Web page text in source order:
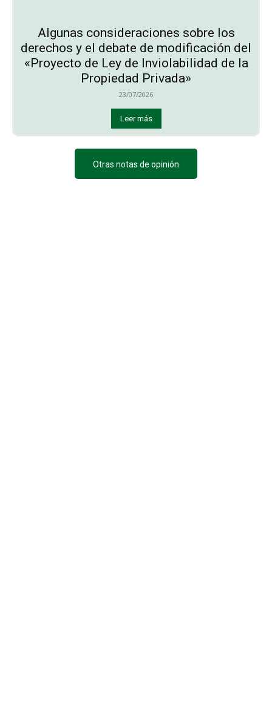
Algunas consideraciones sobre los
derechos y el debate de modificación del
«Proyecto de Ley de Inviolabilidad de la
Propiedad Privada»
23/07/2026
Leer más
Otras notas de opinión